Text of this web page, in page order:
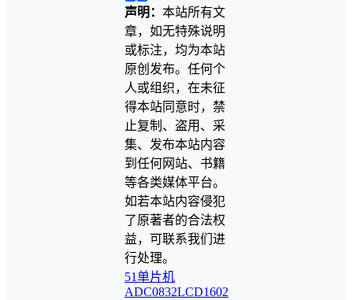
声明： 本站所有文
章，如无特殊说明
或标注，均为本站
原创发布。任何个
人或组织，在未征
得本站同意时，禁
止复制、盗用、采
集、发布本站内容
到任何网站、书籍
等各类媒体平台。
如若本站内容侵犯
了原著者的合法权
益，可联系我们进
行处理。
51单片机
ADC0832LCD1602